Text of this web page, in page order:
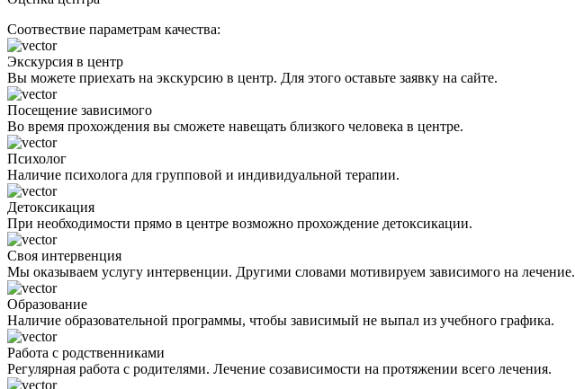
Соотвествие параметрам качества:
Экскурсия в центр
Вы можете приехать на экскурсию в центр. Для этого оставьте заявку на сайте.
Посещение зависимого
Во время прохождения вы сможете навещать близкого человека в центре.
Психолог
Наличие психолога для групповой и индивидуальной терапии.
Детоксикация
При необходимости прямо в центре возможно прохождение детоксикации.
Своя интервенция
Мы оказываем услугу интервенции. Другими словами мотивируем зависимого на лечение.
Образование
Наличие образовательной программы, чтобы зависимый не выпал из учебного графика.
Работа с родственниками
Регулярная работа с родителями. Лечение созависимости на протяжении всего лечения.